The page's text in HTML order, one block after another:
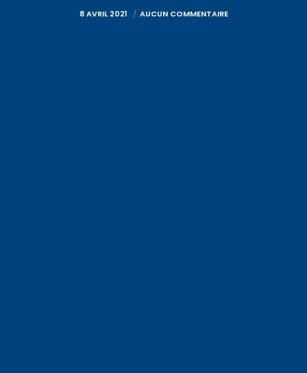
8 AVRIL 2021 AUCUN COMMENTAIRE